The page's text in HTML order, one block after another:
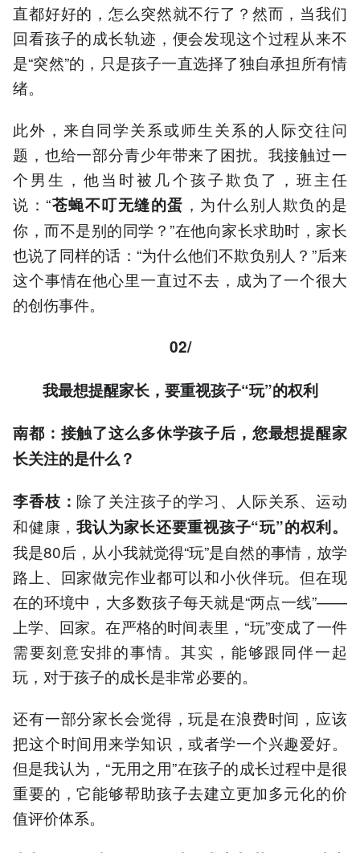
直都好好的，怎么突然就不行了？然而，当我们
回看孩子的成长轨迹，便会发现这个过程从来不
是“突然”的，只是孩子一直选择了独自承担所有情
绪。
此外，来自同学关系或师生关系的人际交往问
题，也给一部分青少年带来了困扰。我接触过一
个男生，他当时被几个孩子欺负了，班主任
说：“苍蝇不叮无缝的蛋 ，为什么别人欺负的是
你，而不是别的同学？”在他向家长求助时，家长
也说了同样的话：“为什么他们不欺负别人？”后来
这个事情在他心里一直过不去，成为了一个很大
的创伤事件。
02/
我最想提醒家长，要重视孩子“玩”的权利
南都：接触了这么多休学孩子后，您最想提醒家
长关注的是什么？
李香枝 ： 除了关注孩子的学习、人际关系、运动
和健康，我认为家长还要重视孩子“玩”的权利。
我是80后，从小我就觉得“玩”是自然的事情，放学
路上、回家做完作业都可以和小伙伴玩。但在现
在的环境中，大多数孩子每天就是“两点一线”——
上学、回家。在严格的时间表里，“玩”变成了一件
需要刻意安排的事情。其实，能够跟同伴一起
玩，对于孩子的成长是非常必要的。
还有一部分家长会觉得，玩是在浪费时间，应该
把这个时间用来学知识，或者学一个兴趣爱好。
但是我认为，“无用之用”在孩子的成长过程中是很
重要的，它能够帮助孩子去建立更加多元化的价
值评价体系。